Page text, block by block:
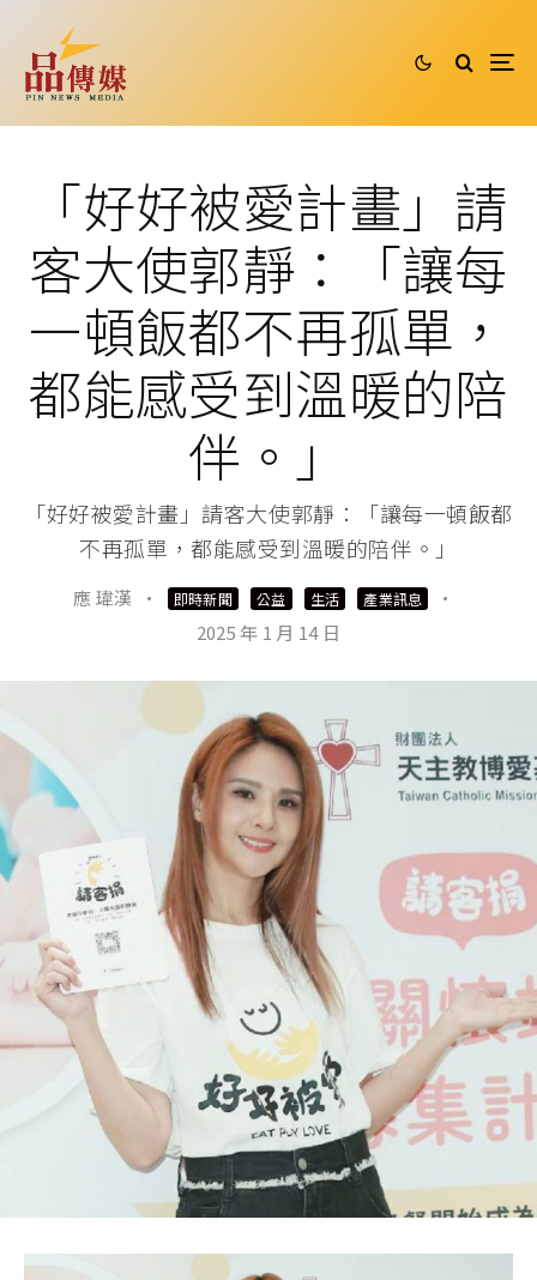
「好好被愛計畫」請
客大使郭靜：「讓每
一頓飯都不再孤單，
都能感受到溫暖的陪
伴。」
「好好被愛計畫」請客大使郭靜：「讓每一頓飯都
不再孤單，都能感受到溫暖的陪伴。」
應 瑋漢 · 即時新聞 公益 生活 產業訊息
·
2025 年 1 月 14 日